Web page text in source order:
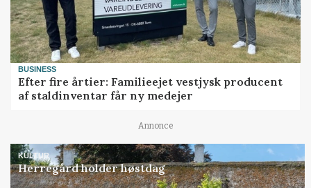
BUSINESS
Efter fire årtier: Familieejet vestjysk producent
af staldinventar får ny medejer
Annonce
KULTUR
Herregård holder høstdag